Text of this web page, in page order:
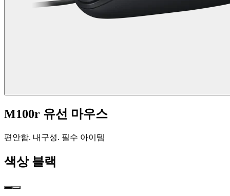
M100r 유선 마우스
편안함. 내구성. 필수 아이템
색상 블랙